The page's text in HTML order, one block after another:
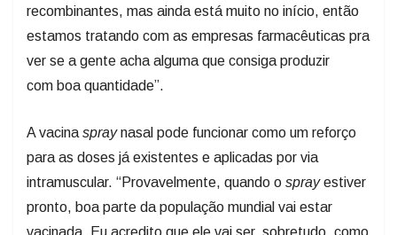
recombinantes, mas ainda está muito no início, então
estamos tratando com as empresas farmacêuticas pra
ver se a gente acha alguma que consiga produzir
com boa quantidade”.
A vacinaspraynasal pode funcionar como um reforço
para as doses já existentes e aplicadas por via
intramuscular. “Provavelmente, quando o sprayestiver
pronto, boa parte da população mundial vai estar